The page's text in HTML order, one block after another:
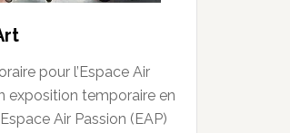
pour l’Espace Air
exposition temporaire en
Air Passion (EAP)